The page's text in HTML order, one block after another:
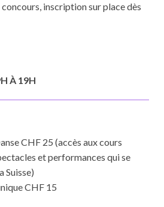
inscription sur place dès
À 19H
CHF 25 (accès aux cours
et performances qui se
Suisse)
CHF 15